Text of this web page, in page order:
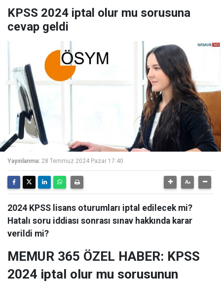
KPSS 2024 iptal olur mu sorusuna
cevap geldi
Yayınlanma: 28 Temmuz 2024 Pazar 17:40
2024 KPSS lisans oturumları iptal edilecek mi?
Hatalı soru iddiası sonrası sınav hakkında karar
verildi mi?
MEMUR 365 ÖZEL HABER: KPSS
2024 iptal olur mu sorusunun